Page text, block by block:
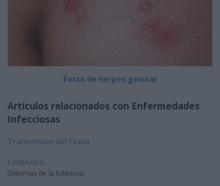
Fotos de herpes genital
Artículos relacionados con Enfermedades
Infecciosas
Transmision del Ebola
Listeriosis
Sintomas de la listeriosis